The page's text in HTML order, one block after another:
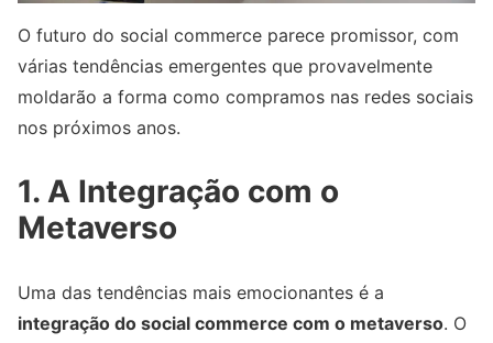
O futuro do social commerce parece promissor, com
várias tendências emergentes que provavelmente
moldarão a forma como compramos nas redes sociais
nos próximos anos.
1. A Integração com o
Metaverso
Uma das tendências mais emocionantes é a
integração do social commerce com o metaverso. O